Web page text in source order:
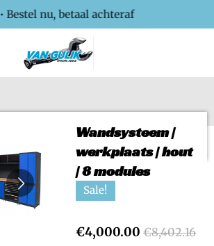
• Bestel nu, betaal achteraf
Wandsysteem |
werkplaats | hout
| 8 modules
Sale!
€4,000.00 €8,402.16